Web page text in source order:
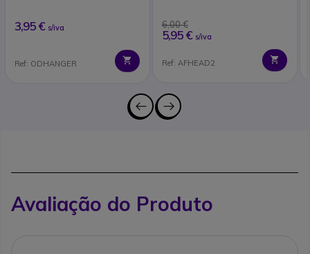
3,95 € s/iva
Ref: ODHANGER
6,00 €
5,95 € s/iva
Ref: AFHEAD2
Avaliação do Produto